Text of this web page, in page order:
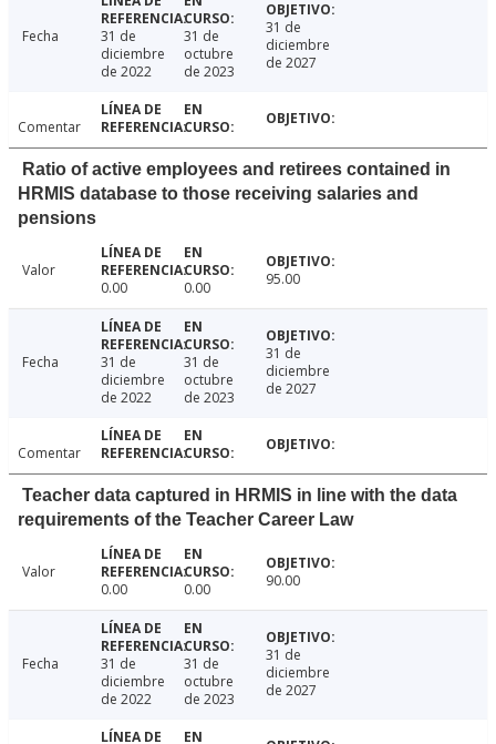
Fecha
31 de
diciembre
de 2022
31 de
octubre
de 2023
31 de
diciembre
de 2027
Comentar
Ratio of active employees and retirees contained in
HRMIS database to those receiving salaries and
pensions
Valor
0.00
0.00 95.00
Fecha
31 de
diciembre
de 2022
31 de
octubre
de 2023
31 de
diciembre
de 2027
Comentar
Teacher data captured in HRMIS in line with the data
requirements of the Teacher Career Law
Valor
0.00
0.00 90.00
Fecha
31 de
diciembre
de 2022
31 de
octubre
de 2023
31 de
diciembre
de 2027